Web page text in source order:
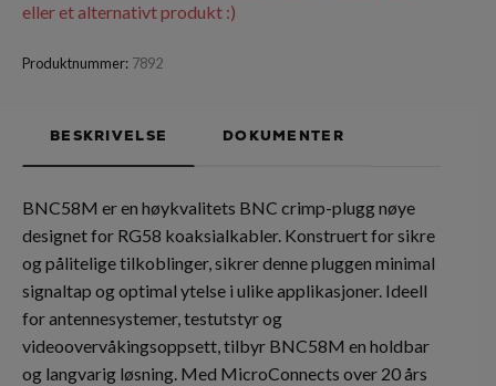
eller et alternativt produkt :)
Produktnummer: 7892
BESKRIVELSE DOKUMENTER
BNC58M er en høykvalitets BNC crimp-plugg nøye
designet for RG58 koaksialkabler. Konstruert for sikre
og pålitelige tilkoblinger, sikrer denne pluggen minimal
signaltap og optimal ytelse i ulike applikasjoner. Ideell
for antennesystemer, testutstyr og
videoovervåkingsoppsett, tilbyr BNC58M en holdbar
og langvarig løsning. Med MicroConnects over 20 års